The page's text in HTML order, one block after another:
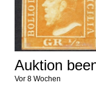
Auktion
Vor 8 Wochen